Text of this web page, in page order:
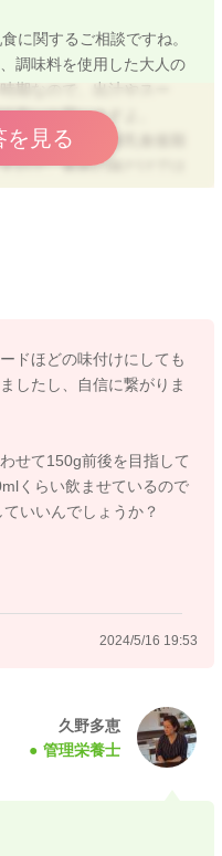
に関するご相談ですね。
調味料を使用した大人の
期なので、出汁やスー
良いと思いますよ。
思いますし、離乳食後期
ので、素材の味だけでは
用するのが悪いというこ
、ベビーフードくらいの
を与えつ続けることで、
こともありますので、お
を模索して進めてあげて
、味噌汁の具材をそのま
味の濃い外側の部分だけ
えに大人が味見をし
を見る
2024/5/16 12:11
ドほどの味付けにしても
したし、自信に繋がりま
せて150g前後を目指して
くらい飲ませているので
いいんでしょうか？
2024/5/16 19:53
久野多恵
管理栄養士